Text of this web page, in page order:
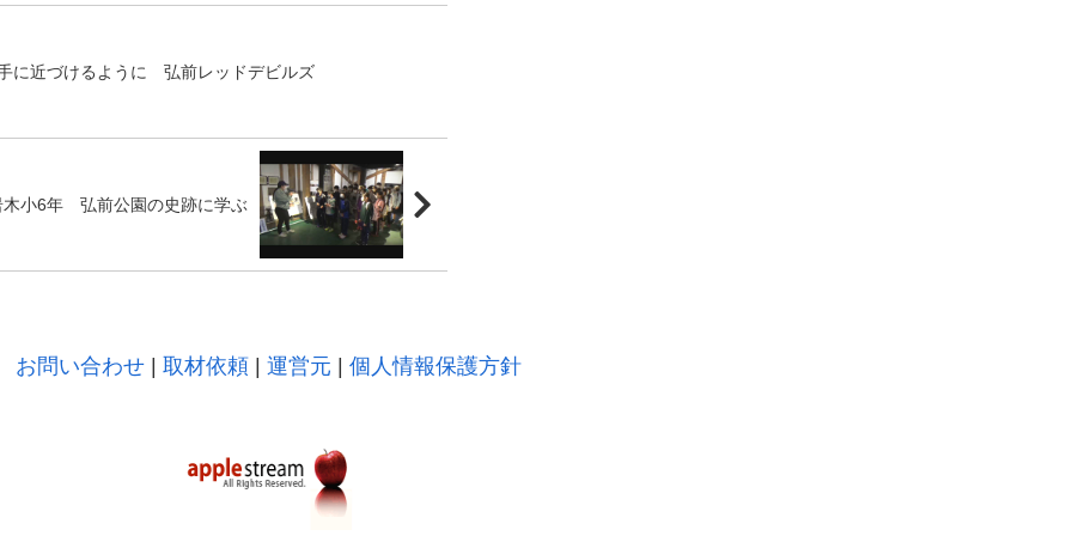
に近づけるように 弘前レッドデビルズ
木小6年 弘前公園の史跡に学ぶ
お問い合わせ| 取材依頼| 運営元 | 個人情報保護方針